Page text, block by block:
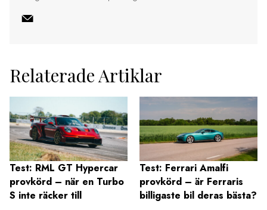
Relaterade Artiklar
Test: RML GT Hypercar
provkörd – när en Turbo
S inte räcker till
Test: Ferrari Amalfi
provkörd – är Ferraris
billigaste bil deras bästa?